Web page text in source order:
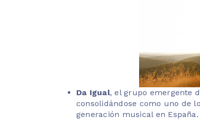
Da Igual, el grupo emergente
consolidándose como uno de
generación musical en España.